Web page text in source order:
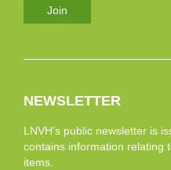
Join
NEWSLETTER
LNVH’s public newsletter is
contains information relating
items.